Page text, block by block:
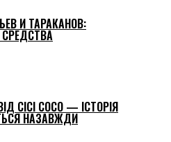
И ТАРАКАНОВ:
CICI COCO — ІСТОРІЯ
НАЗАВЖДИ